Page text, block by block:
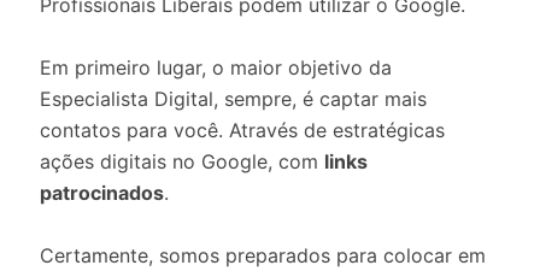
Profissionais Liberais podem utilizar o Google.
Em primeiro lugar, o maior objetivo da
Especialista Digital, sempre, é captar mais
contatos para você. Através de estratégicas
ações digitais no Google, com links
patrocinados.
Certamente, somos preparados para colocar em